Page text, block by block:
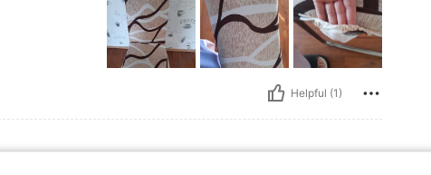
Helpful (1)